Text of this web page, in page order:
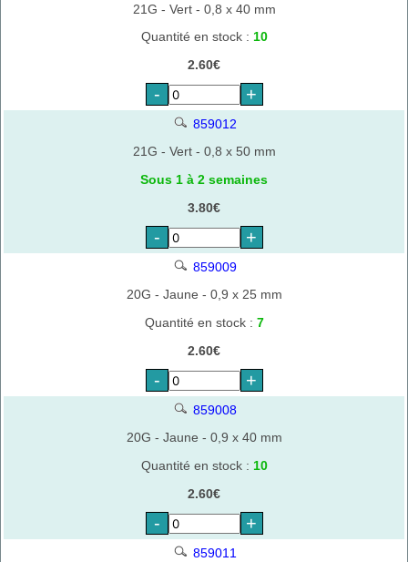
21G - Vert - 0,8 x 40 mm
Quantité en stock : 10
2.60€
- +
859012
21G - Vert - 0,8 x 50 mm
Sous 1 à 2 semaines
3.80€
- +
859009
20G - Jaune - 0,9 x 25 mm
Quantité en stock : 7
2.60€
- +
859008
20G - Jaune - 0,9 x 40 mm
Quantité en stock : 10
2.60€
- +
859011